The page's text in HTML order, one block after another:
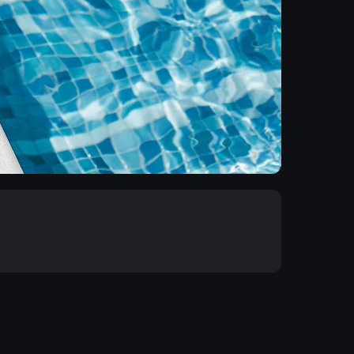
KÜLTÜREL ZENGINLIK
Batum, eski ruhu çağdaş yaşam tarzıyla
harmanlayan canlı bir kültür ortamı ve tarihi
sokaklarla övünür.
Batum, Gürcü mutfağı ile zengin bir mutfak deneyimi
sunar. Lezzetli haçapuri ve bölgenin mutfak mirasını
yansıtan kaliteli yerel şaraplar bu deneyimin önemli bir
parçasıdır.
Pencere profilindeki entegre
havalandırma kanalları, yalıtım veya
güvenlikten ödün vermeden
geri
sahiptir
izin verir.